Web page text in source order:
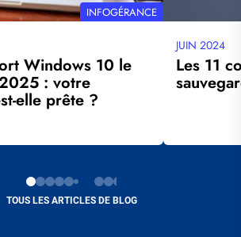
TOUS LES ARTICLES DE BLOG
THÉMATIQUE
INFOGÉRANCE
Windows 10 le
: votre
elle prête ?
Date
mise
à
jour
JUIN 2024
Les 11